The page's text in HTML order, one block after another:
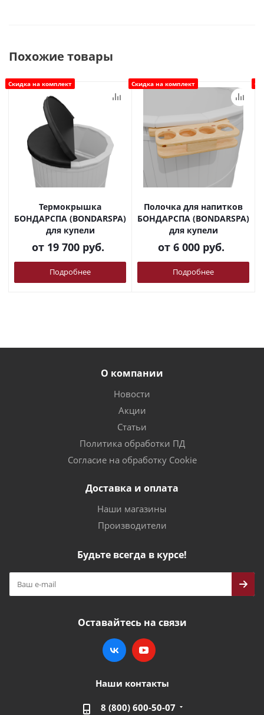
Похожие товары
Скидка на комплект
Термокрышка
БОНДАРСПА (BONDARSPA)
для купели
от 19 700 руб.
Подробнее
Скидка на комплект
Полочка для напитков
БОНДАРСПА (BONDARSPA)
для купели
от 6 000 руб.
Подробнее
О компании
Новости
Акции
Статьи
Политика обработки ПД
Согласие на обработку Cookie
Доставка и оплата
Наши магазины
Производители
Будьте всегда в курсе!
Оставайтесь на связи
Наши контакты
8 (800) 600-50-07